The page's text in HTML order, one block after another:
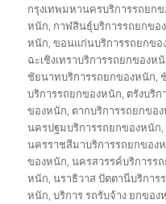
on
กรุงเทพมหานครบริการรถยก
หนัก, กาฬสินธุ์บริการรถยกขอ
หนัก,ขอนแก่นบริการรถยกขอ
ฉะเชิงเทราบริการรถยกของห
ชัยนาทบริการรถยกของหนัก,
บริการรถยกของหนัก, ตรังบริ
ของหนัก, ตากบริการรถยกขอ
นครปฐมบริการรถยกของหนัก,
นครราชสีมาบริการรถยกของ
ของหนัก,นครสวรรค์บริการร
หนัก,นราธิวาส ปัตตานีบริการ
หนัก,บริการ รถรับจ้าง ยกของ